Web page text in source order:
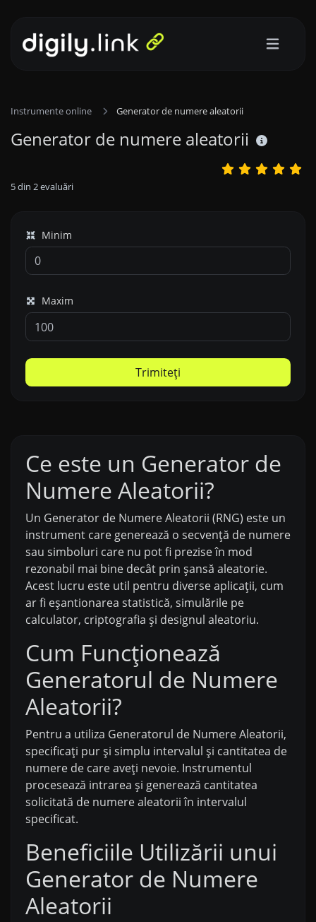
Instrumente online Generator de numere aleatorii
Generator de numere aleatorii
5din 2evaluări
Minim
Maxim
Trimiteți
Ce este un Generator de
Numere Aleatorii?
Un Generator de Numere Aleatorii (RNG) este un
instrument care generează o secvență de numere
sau simboluri care nu pot fi prezise în mod
rezonabil mai bine decât prin șansă aleatorie.
Acest lucru este util pentru diverse aplicații, cum
ar fi eșantionarea statistică, simulările pe
calculator, criptografia și designul aleatoriu.
Cum Funcționează
Generatorul de Numere
Aleatorii?
Pentru a utiliza Generatorul de Numere Aleatorii,
specificați pur și simplu intervalul și cantitatea de
numere de care aveți nevoie. Instrumentul
procesează intrarea și generează cantitatea
solicitată de numere aleatorii în intervalul
specificat.
Beneficiile Utilizării unui
Generator de Numere
Aleatorii